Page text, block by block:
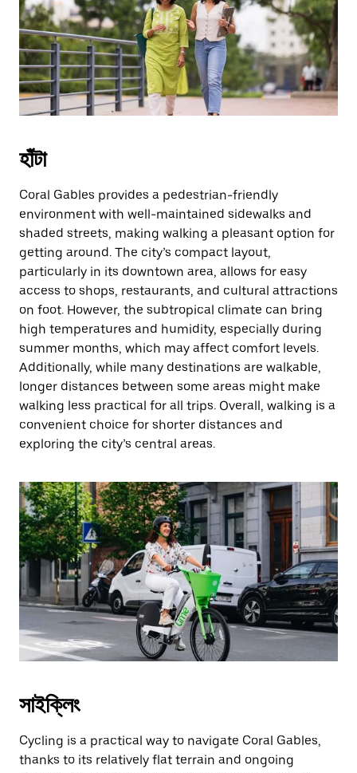
escape
button
to
close
the
calendar.
হাঁটা
Coral Gables provides a pedestrian-friendly
environment with well-maintained sidewalks and
shaded streets, making walking a pleasant option for
getting around. The city’s compact layout,
particularly in its downtown area, allows for easy
access to shops, restaurants, and cultural attractions
on foot. However, the subtropical climate can bring
high temperatures and humidity, especially during
summer months, which may affect comfort levels.
Additionally, while many destinations are walkable,
longer distances between some areas might make
walking less practical for all trips. Overall, walking is a
convenient choice for shorter distances and
exploring the city’s central areas.
সাইক্লিং
Cycling is a practical way to navigate Coral Gables,
thanks to its relatively flat terrain and ongoing